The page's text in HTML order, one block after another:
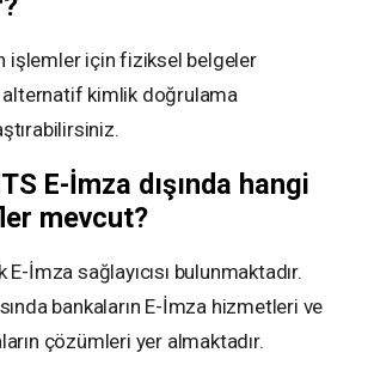
işlemler için fiziksel belgeler
alternatif kimlik doğrulama
E-İmza dışında hangi
mevcut?
E-İmza sağlayıcısı bulunmaktadır.
bankaların E-İmza hizmetleri ve
çözümleri yer almaktadır.